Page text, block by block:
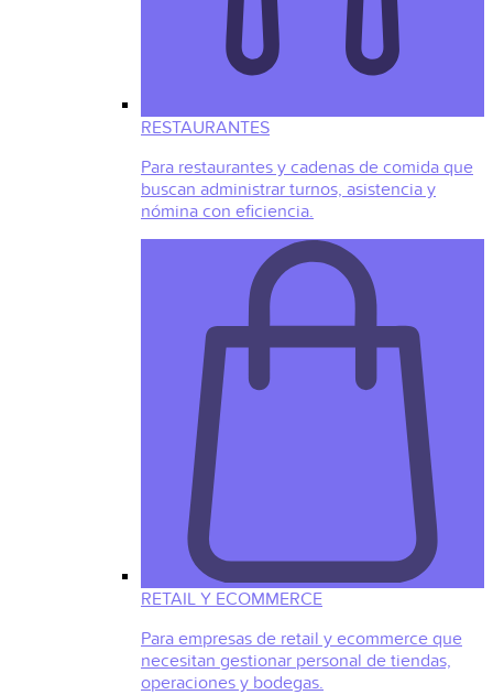
RESTAURANTES
Para restaurantes y cadenas de comida que
buscan administrar turnos, asistencia y
nómina con eficiencia.
RETAIL Y ECOMMERCE
Para empresas de retail y ecommerce que
necesitan gestionar personal de tiendas,
operaciones y bodegas.